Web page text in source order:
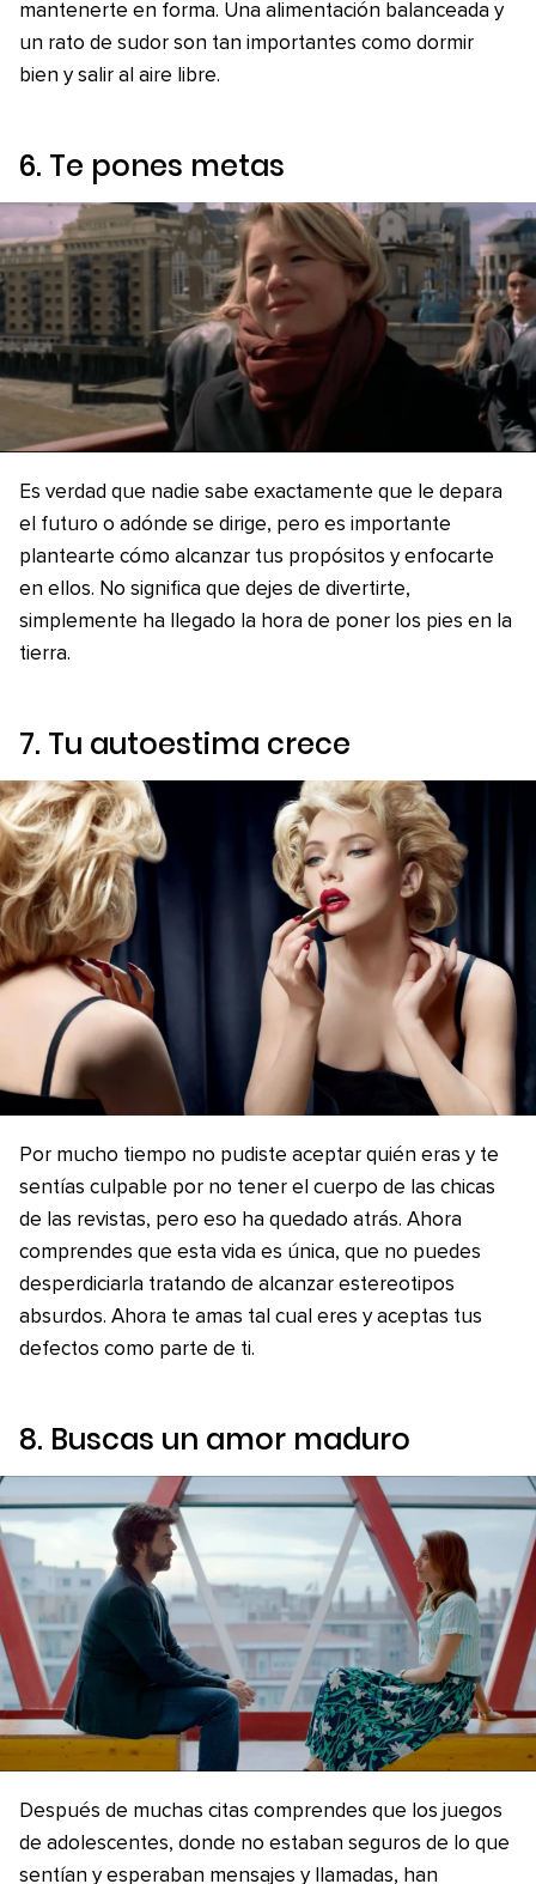
mantenerte en forma. Una alimentación balanceada y
un rato de sudor son tan importantes como dormir
bien y salir al aire libre.
6. Te pones metas
Es verdad que nadie sabe exactamente que le depara
el futuro o adónde se dirige, pero es importante
plantearte cómo alcanzar tus propósitos y enfocarte
en ellos. No significa que dejes de divertirte,
simplemente ha llegado la hora de poner los pies en la
tierra.
7. Tu autoestima crece
Por mucho tiempo no pudiste aceptar quién eras y te
sentías culpable por no tener el cuerpo de las chicas
de las revistas, pero eso ha quedado atrás. Ahora
comprendes que esta vida es única, que no puedes
desperdiciarla tratando de alcanzar estereotipos
absurdos. Ahora te amas tal cual eres y aceptas tus
defectos como parte de ti.
8. Buscas un amor maduro
Después de muchas citas comprendes que los juegos
de adolescentes, donde no estaban seguros de lo que
sentían y esperaban mensajes y llamadas, han